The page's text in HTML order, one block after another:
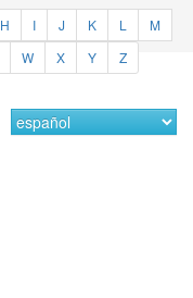
H I J K L
M
W X Y Z